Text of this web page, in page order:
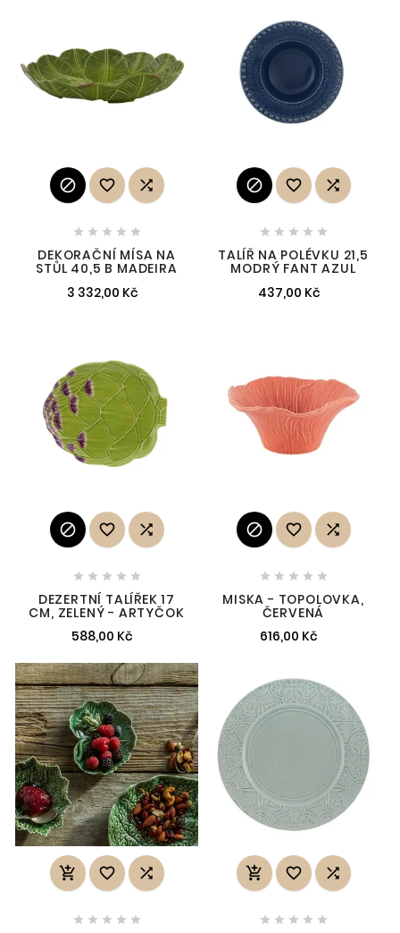
  
    
DEKORAČNÍ MÍSA NA
STŮL 40,5 B MADEIRA
3 332,00 Kč
  
    
TALÍŘ NA POLÉVKU 21,5
MODRÝ FANT AZUL
437,00 Kč
  
    
DEZERTNÍ TALÍŘEK 17
CM, ZELENÝ - ARTYČOK
588,00 Kč
  
    
MISKA - TOPOLOVKA,
ČERVENÁ
616,00 Kč
  
    
  
    